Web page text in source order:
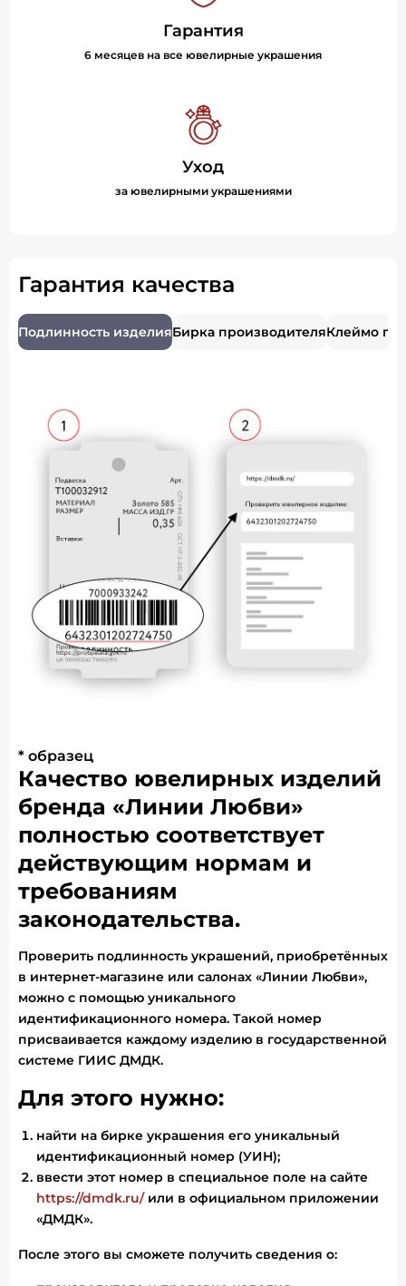
Гарантия
6 месяцев на все ювелирные украшения
Уход
за ювелирными украшениями
Гарантия качества
Подлинность изделияБирка производителяКлеймо
* образец
Качество ювелирных изделий
бренда «Линии Любви»
полностью соответствует
действующим нормам и
требованиям
законодательства.
Проверить подлинность украшений, приобретённых
в интернет-магазине или салонах «Линии Любви»,
можно с помощью уникального
идентификационного номера. Такой номер
присваивается каждому изделию в государственной
системе ГИИС ДМДК.
Для этого нужно:
найти на бирке украшения его уникальный
идентификационный номер (УИН);
ввести этот номер в специальное поле на сайте
https://dmdk.ru/или в официальном приложении
«ДМДК».
После этого вы сможете получить сведения о: